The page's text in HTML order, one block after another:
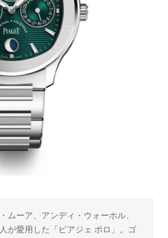
ムーア、アンディ・ウォーホル、
が愛用した「ピアジェ ポロ」。ゴ